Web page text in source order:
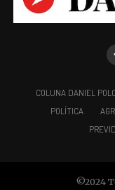
COLUNA DANIEL
POLÍTICA
©2024